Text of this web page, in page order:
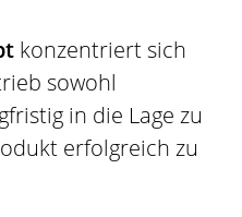
konzentriert sich
sowohl
in die Lage zu
erfolgreich zu